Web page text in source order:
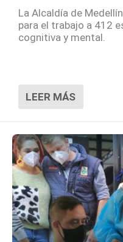
La Alcaldía de
para el trabajo a 412
cognitiva y mental.
LEER MÁS